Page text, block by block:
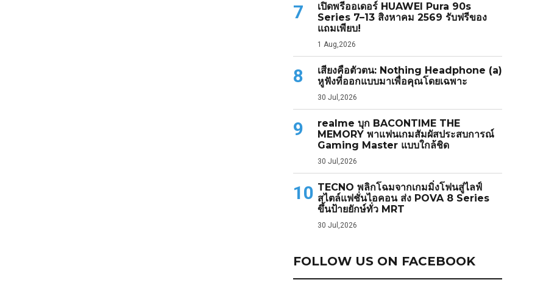
7
เปิดพรีออเดอร์ HUAWEI Pura 90s
Series 7–13 สิงหาคม 2569 รับฟรีของ
แถมเพียบ!
1 Aug,2026
8
เสียงคือตัวตน: Nothing Headphone (a)
หูฟังที่ออกแบบมาเพื่อคุณโดยเฉพาะ
30 Jul,2026
9
realme บุก BACONTIME THE
MEMORY พาแฟนเกมสัมผัสประสบการณ์
Gaming Master แบบใกล้ชิด
30 Jul,2026
10 TECNO พลิกโฉมจากเกมมิ่งโฟนสู่ไลฟ์
สไตล์แฟชั่นไอคอน ส่ง POVA 8 Series
ขึ้นป้ายยักษ์ทั่ว MRT
30 Jul,2026
FOLLOW US ON FACEBOOK